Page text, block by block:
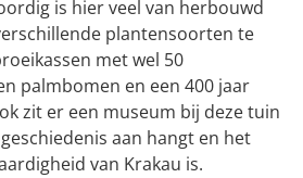
is hier veel van herbouwd
plantensoorten te
met wel 50
palmbomen en een 400 jaar
zit er een museum bij deze tuin
aan hangt en het
van Krakau is.